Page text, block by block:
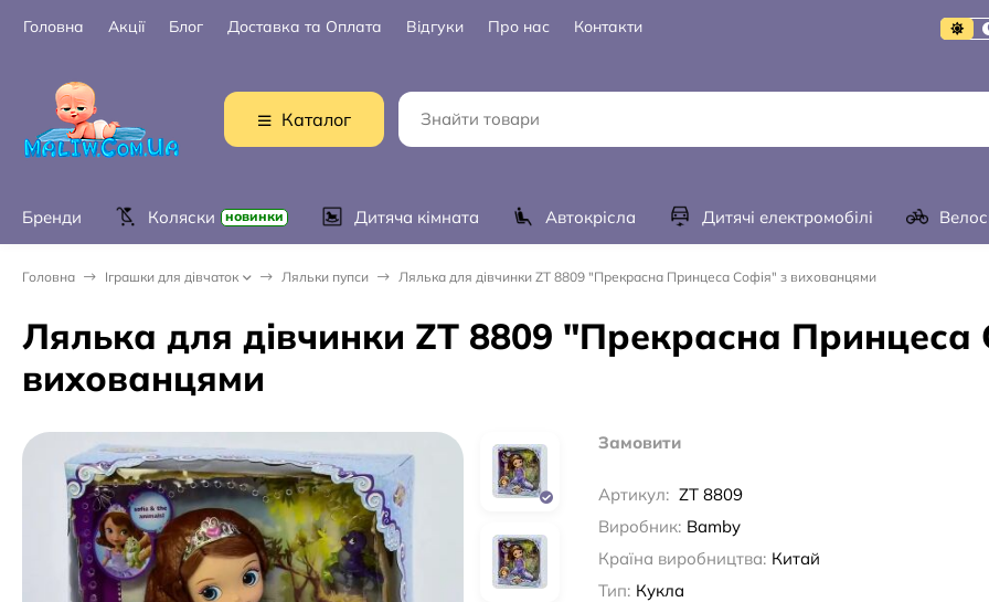
Головна Акції Блог Доставка та Оплата Відгуки Про нас Контакти
Каталог
Бренди Коляски новинки Дитяча кімната Автокрісла Дитячі електромобілі
Головна Іграшки для дівчаток Ляльки пупси Лялька для дівчинки ZT 8809 "Прекрасна Принцеса Софія" з вихованцями
Лялька для дівчинки ZT 8809 "Прекрасна Принцеса
вихованцями
Замовити
Артикул: ZT 8809
Виробник: Bamby
Країна виробництва: Китай
Тип: Кукла